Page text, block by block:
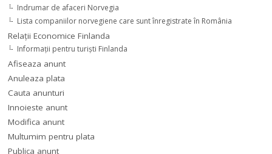
Indrumar de afaceri Norvegia
Lista companiilor norvegiene care sunt înregistrate în România
Relaţii Economice Finlanda
Informaţii pentru turişti Finlanda
Afiseaza anunt
Anuleaza plata
Cauta anunturi
Innoieste anunt
Modifica anunt
Multumim pentru plata
Publica anunt